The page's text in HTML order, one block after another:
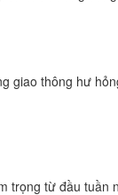
giao thông hư
trọng từ đầu tuần